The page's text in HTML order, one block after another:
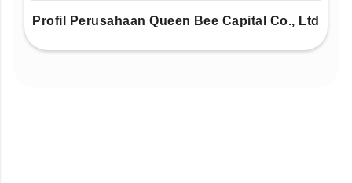
Profil Perusahaan Queen Bee Capital Co., Ltd